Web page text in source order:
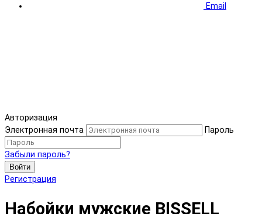
Email
Авторизация
Электронная почта
Пароль
Забыли пароль?
Войти
Регистрация
Набойки мужские BISSELL